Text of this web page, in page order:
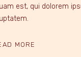
est, qui dolorem
MORE